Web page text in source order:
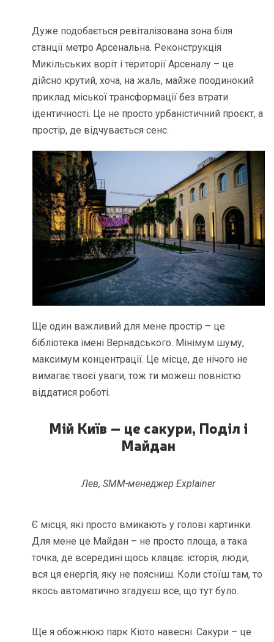
Дуже подобається ревіталізована зона біля
станції метро Арсенальна. Реконструкція
Микільських воріт і території Арсеналу – це
дійсно крутий, хоча, на жаль, майже поодинокий
приклад міської трансформації без втрати
ідентичності. Це не просто урбаністичний проєкт, а
простір, де відчувається сенс.
Ще один важливий для мене простір – це
бібліотека імені Вернадського. Мінімум шуму,
максимум концентрації. Це місце, де нічого не
вимагає твоєї уваги, тож ти можеш повністю
віддатися роботі.
Мій Київ – це сакури, Поділ і
Майдан
Лев, SMM-менеджер Explainer
Є місця, які просто вмикають у голові картинки.
Для мене це Майдан – не просто площа, а така
точка, де всередині щось клацає: історія, люди,
вся ця енергія, яку не поясниш. Коли стоїш там, то
якось автоматично згадуєш все, що тут було.
Ще я обожнюю парк Кіото навесні. Сакури – це